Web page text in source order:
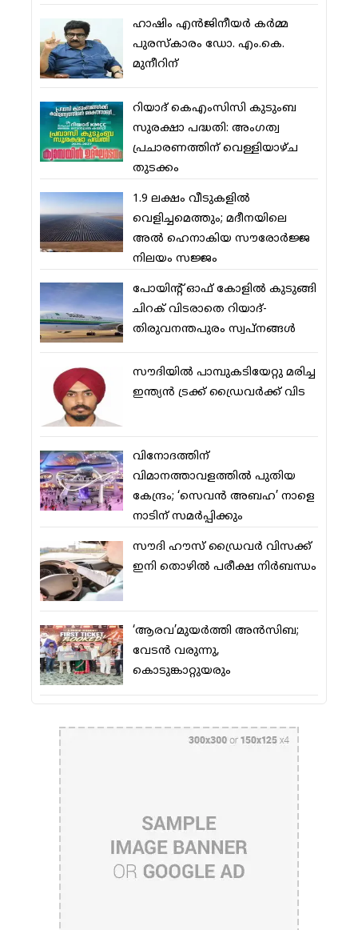
ഹാഷിം എന്‍ജിനീയര്‍ കര്‍മ്മ
പുരസ്‌കാരം ഡോ. എം.കെ.
മുനീറിന്
റിയാദ് കെഎംസിസി കുടുംബ
സുരക്ഷാ പദ്ധതി: അംഗത്വ
പ്രചാരണത്തിന് വെള്ളിയാഴ്ച
തുടക്കം
1.9 ലക്ഷം വീടുകളില്‍
വെളിച്ചമെത്തും; മദീനയിലെ
അല്‍ ഹെനാകിയ സൗരോര്‍ജ്ജ
നിലയം സജ്ജം
പോയിന്റ് ഓഫ് കോളില്‍ കുടുങ്ങി
ചിറക് വിടരാതെ റിയാദ്-
തിരുവനന്തപുരം സ്വപ്നങ്ങള്‍
സൗദിയിൽ പാമ്പുകടിയേറ്റു മരിച്ച
ഇന്ത്യൻ ട്രക്ക് ഡ്രൈവർക്ക് വിട
വിനോദത്തിന്
വിമാനത്താവളത്തില്‍ പുതിയ
കേന്ദ്രം; ‘സെവന്‍ അബഹ’ നാളെ
നാടിന് സമര്‍പ്പിക്കും
സൗദി ഹൗസ് ഡ്രൈവര്‍ വിസക്ക്
ഇനി തൊഴില്‍ പരീക്ഷ നിര്‍ബന്ധം
‘ആരവ’മുയര്‍ത്തി അന്‍സിബ;
വേടന്‍ വരുന്നു,
കൊടുങ്കാറ്റുയരും